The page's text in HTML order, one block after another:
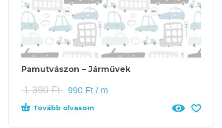
Pamutvászon – Járművek
1 390Ft 990 Ft / m
Tovább olvasom